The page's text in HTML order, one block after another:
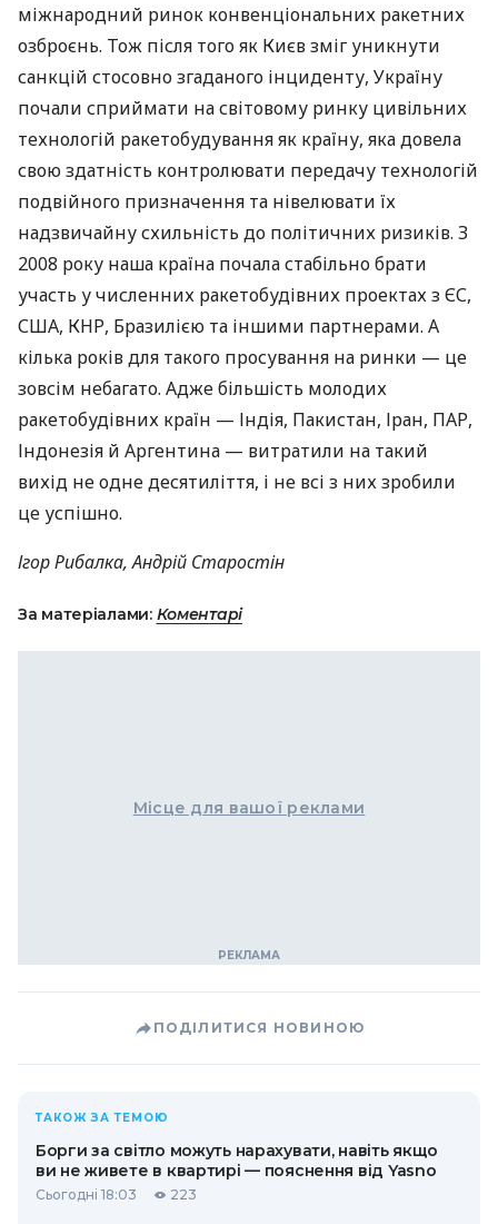
міжнародний ринок конвенціональних ракетних
озброєнь. Тож після того як Києв зміг уникнути
санкцій стосовно згаданого інциденту, Україну
почали сприймати на світовому ринку цивільних
технологій ракетобудування як країну, яка довела
свою здатність контролювати передачу технологій
подвійного призначення та нівелювати їх
надзвичайну схильність до політичних ризиків. З
2008 року наша країна почала стабільно брати
участь у численних ракетобудівних проектах з ЄС,
США, КНР, Бразилією та іншими партнерами. А
кілька років для такого просування на ринки — це
зовсім небагато. Адже більшість молодих
ракетобудівних країн — Індія, Пакистан, Іран, ПАР,
Індонезія й Аргентина — витратили на такий
вихід не одне десятиліття, і не всі з них зробили
це успішно.
Ігор Рибалка, Андрій Старостін
За матеріалами: Коментарі
Місце для вашої реклами
ПОДІЛИТИСЯ НОВИНОЮ
ТАКОЖ ЗА ТЕМОЮ
Борги за світло можуть нарахувати, навіть якщо
ви не живете в квартирі — пояснення від Yasno
Сьогодні 18:03 223